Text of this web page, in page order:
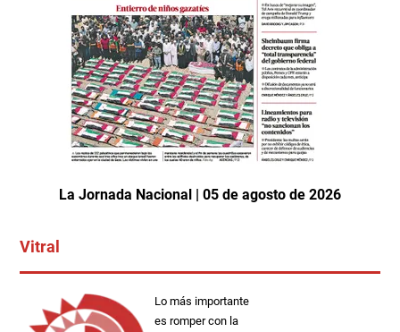
La Jornada Nacional | 05 de agosto de 2026
Vitral
Lo más importante
es romper con la